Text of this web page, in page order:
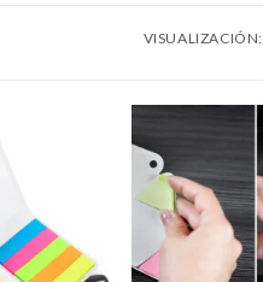
VISUALIZACIÓN: